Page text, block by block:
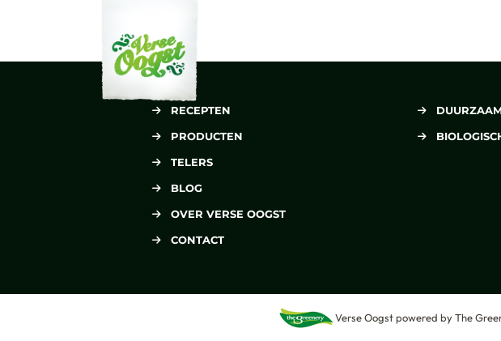
RECEPTEN
PRODUCTEN
TELERS
BLOG
OVER VERSE OOGST
CONTACT
Verse Oogstpowered byThe